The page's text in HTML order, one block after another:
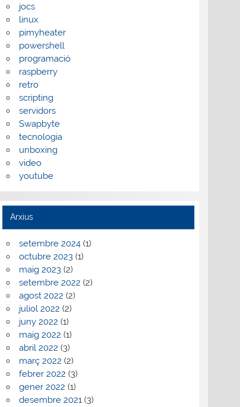
jocs
linux
pimyheater
powershell
programació
raspberry
retro
scripting
servidors
Swapbyte
tecnologia
unboxing
video
youtube
Arxius
setembre 2024(1)
octubre 2023(1)
maig 2023(2)
setembre 2022 (2)
agost 2022 (2)
juliol 2022 (2)
juny 2022 (1)
maig 2022 (1)
abril 2022 (3)
març 2022 (2)
febrer 2022 (3)
gener 2022 (1)
desembre 2021(3)